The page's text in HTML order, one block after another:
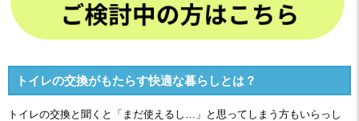
トイレの交換がもたらす快適な暮らしとは？
トイレの交換と聞くと「まだ使えるし…」と思ってしまう方もいらっし